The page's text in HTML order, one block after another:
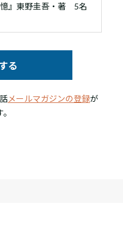
』東野圭吾・著 5名
る
メールマガジンの登録が